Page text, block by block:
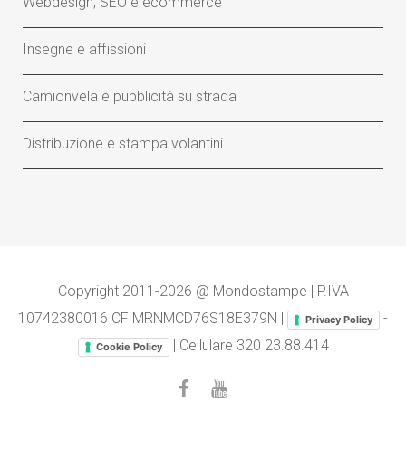
Insegne e affissioni
Camionvela e pubblicità su strada
Distribuzione e stampa volantini
Copyright 2011-2026 @ Mondostampe | P.IVA
10742380016 CF MRNMCD76S18E379N |
Privacy Policy -
Cookie Policy | Cellulare 320 23.88.414